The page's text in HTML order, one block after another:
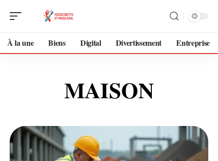
À la une Biens Digital Divertissement Entreprise
MAISON